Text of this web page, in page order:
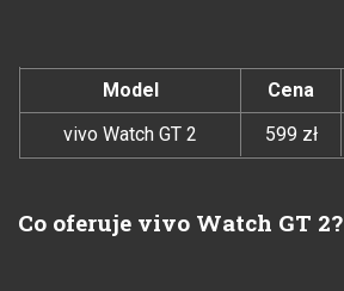
Model Cena
vivo Watch GT 2
599 zł
Co oferuje vivo Watch GT 2?